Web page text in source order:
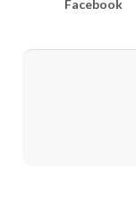
Facebook